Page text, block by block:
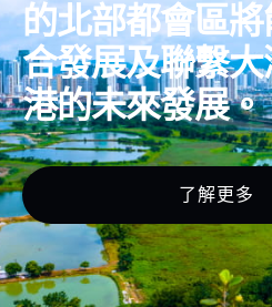
的北部都會區
合發展及聯繫
港的未來發展。
了解更多